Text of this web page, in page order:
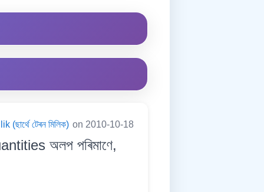
টেৰন মিলিক) on 2010-10-18
অলপ পৰিমাণে,